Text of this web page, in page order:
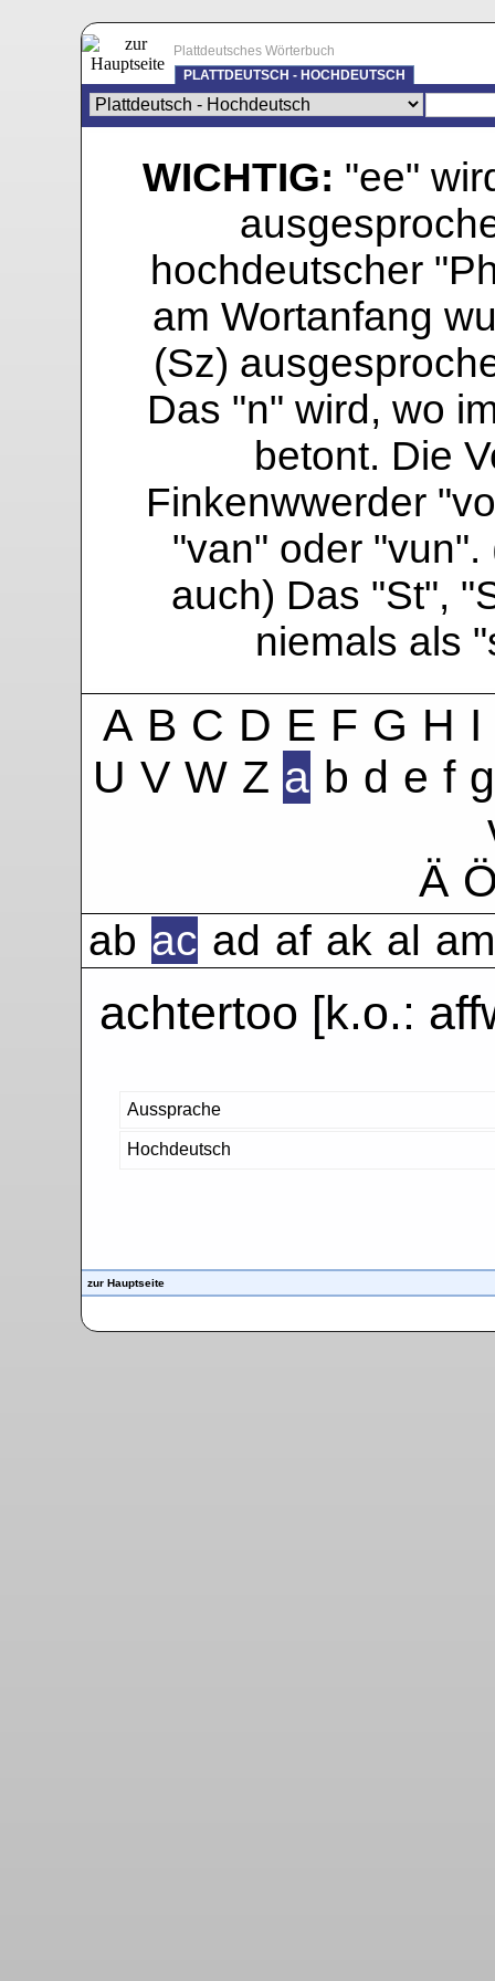
Plattdeutsches Wörterbuch
PLATTDEUTSCH - HOCHDEUTSCH
WICHTIG: "ee"
hochdeutscher
am Wortanfang
(Sz)
Das "n" wird, wo
betont. Die
Finkenwwerder
"van" oder "vun".
auch) Das "St",
niemals als
A B C D E F G H I
U V W Z a b d e f g
Ä
ab ac ad af ak al am
achtertoo [k.o.:
Aussprache
Hochdeutsch
zur Hauptseite